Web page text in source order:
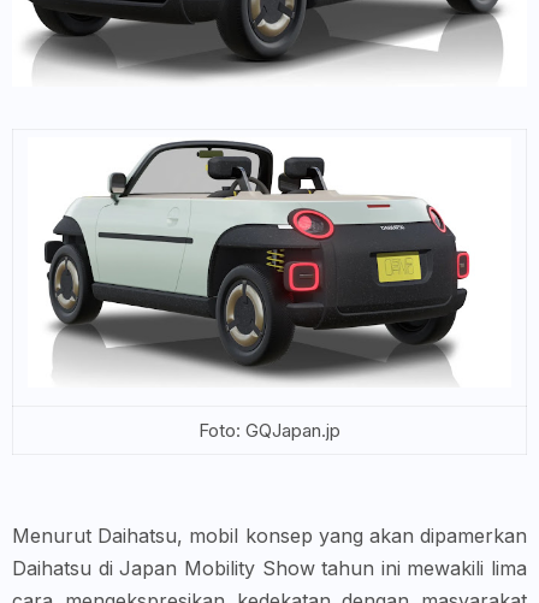
Foto: GQJapan.jp
Menurut Daihatsu, mobil konsep yang akan dipamerkan
Daihatsu di Japan Mobility Show tahun ini mewakili lima